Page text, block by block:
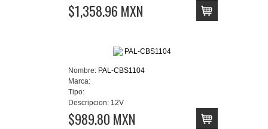
$1,358.96 MXN
Nombre: PAL-CBS1104
Marca:
Tipo:
Descripcion: 12V
$989.80 MXN